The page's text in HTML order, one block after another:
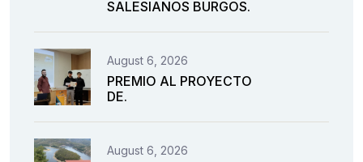
SALESIANOS BURGOS.
August 6, 2026
PREMIO AL PROYECTO
DE.
August 6, 2026